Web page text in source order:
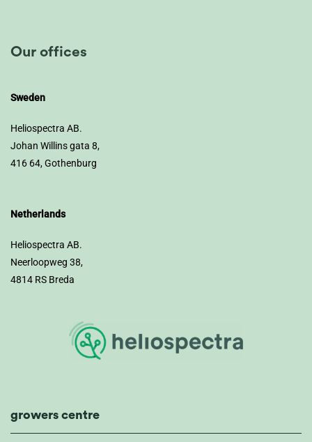
Our offices
Sweden
Heliospectra AB.
Johan Willins gata 8,
416 64, Gothenburg
Netherlands
Heliospectra AB.
Neerloopweg 38,
4814 RS Breda
growers centre